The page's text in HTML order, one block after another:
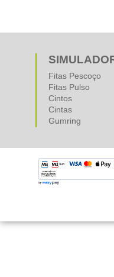
Fitas Pescoço
Fitas Pulso
Cintos
Cintas
Gumring